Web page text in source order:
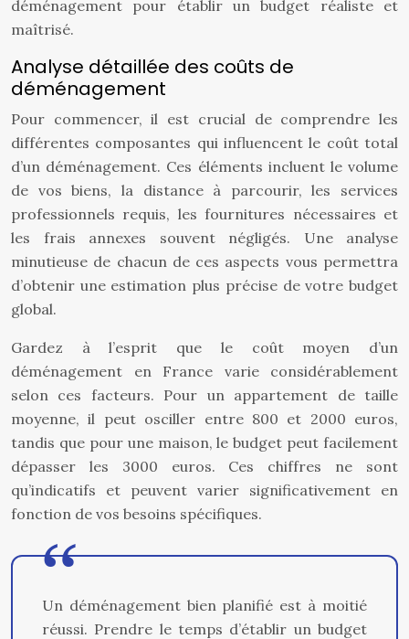
déménagement pour établir un budget réaliste et
maîtrisé.
Analyse détaillée des coûts de
déménagement
Pour commencer, il est crucial de comprendre les
différentes composantes qui influencent le coût total
d’un déménagement. Ces éléments incluent le volume
de vos biens, la distance à parcourir, les services
professionnels requis, les fournitures nécessaires et
les frais annexes souvent négligés. Une analyse
minutieuse de chacun de ces aspects vous permettra
d’obtenir une estimation plus précise de votre budget
global.
Gardez à l’esprit que le coût moyen d’un
déménagement en France varie considérablement
selon ces facteurs. Pour un appartement de taille
moyenne, il peut osciller entre 800 et 2000 euros,
tandis que pour une maison, le budget peut facilement
dépasser les 3000 euros. Ces chiffres ne sont
qu’indicatifs et peuvent varier significativement en
fonction de vos besoins spécifiques.
Un déménagement bien planifié est à moitié
réussi. Prendre le temps d’établir un budget